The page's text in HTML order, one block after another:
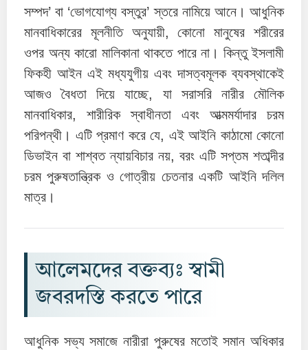
সম্পদ’ বা ‘ভোগযোগ্য বস্তুর’ স্তরে নামিয়ে আনে। আধুনিক
মানবাধিকারের মূলনীতি অনুযায়ী, কোনো মানুষের শরীরের
ওপর অন্য কারো মালিকানা থাকতে পারে না। কিন্তু ইসলামী
ফিকহী আইন এই মধ্যযুগীয় এবং দাসত্বমূলক ব্যবস্থাকেই
আজও বৈধতা দিয়ে যাচ্ছে, যা সরাসরি নারীর মৌলিক
মানবাধিকার, শারীরিক স্বাধীনতা এবং আত্মমর্যাদার চরম
পরিপন্থী। এটি প্রমাণ করে যে, এই আইনি কাঠামো কোনো
ডিভাইন বা শাশ্বত ন্যায়বিচার নয়, বরং এটি সপ্তম শতাব্দীর
চরম পুরুষতান্ত্রিক ও গোত্রীয় চেতনার একটি আইনি দলিল
মাত্র।
আলেমদের বক্তব্যঃ স্বামী
জবরদস্তি করতে পারে
আধুনিক সভ্য সমাজে নারীরা পুরুষের মতোই সমান অধিকার